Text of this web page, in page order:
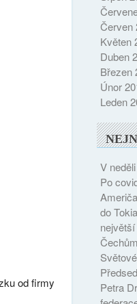
od firmy
Červen
Květen
Duben
Březen
Únor
Leden
V
Po
do
Petra